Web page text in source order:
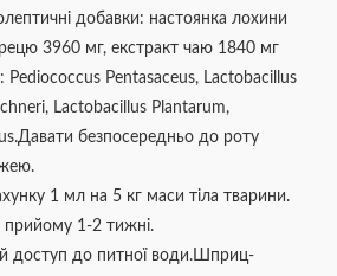
добавки: настоянка лохини
3960 мг, екстракт чаю 1840 мг
Pediococcus Pentasaceus, Lactobacillus
Lactobacillus Plantarum,
безпосередньо до роту
1 мл на 5 кг маси тіла тварини.
прийому 1-2 тижні.
доступ до питної води.Шприц-